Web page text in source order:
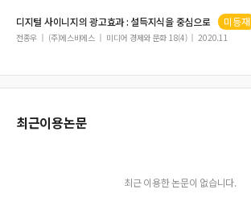
디지털 사이니지의 광고효과 : 설득지식을 중심으로 미등재
전종우 (주)에스비에스 미디어 경제와 문화 18(4) 2020.11
최근이용논문
최근 이용한 논문이 없습니다.